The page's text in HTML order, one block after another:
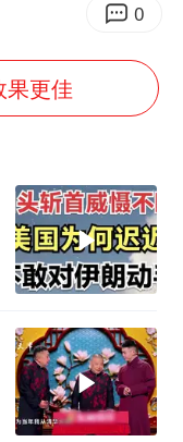
李斌称蔚来新车将搭载120度三元电池
太行失联12天
上半年国内居民出游人次34.63亿
演唱会取消
强国建设
0
果更佳